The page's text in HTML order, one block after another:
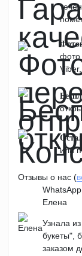
фото
или
Отзывы о нас (
WhatsApp
Елена
Узнала
букеты",
заказом